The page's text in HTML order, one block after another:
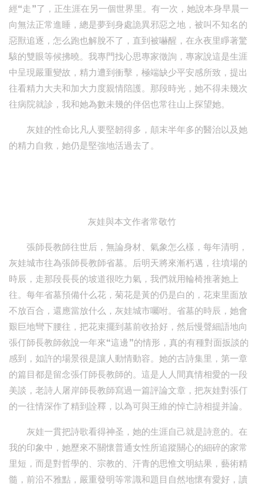
經“走”了，正生涯在另一個世界里。有一次，她說本身早晨一
向無法正常進睡，總是夢到身處詭異邪惡之地，被叫不知名的
惡獸追逐，怎么跑也解脫不了，直到被嚇醒，在永夜里睜著驚
駭的雙眼等候拂曉。我專門找心思專家徵詢，專家說這是生涯
中呈現嚴重變故，精力遭到衝擊，極端缺少平安感所致，提出
往看精力大夫和加大力度親情陪護。那段時光，她不得未幾次
往病院就診，我和她為數未幾的伴侶也常往山上探望她。
灰娃的性命比凡人要堅韌得多，顛末半年多的醫治以及她
的精力自救，她仍是堅強地活過去了。
灰娃與本文作者常敬竹
張師長教師往世后，無論身材、氣象怎么樣，每年清明，
灰娃城市往為張師長教師省墓。后明天將來漸朽邁，往墳場的
時辰，走那段長長的坡道很吃力氣，我們就用輪椅推著她上
往。每年省墓預備什么花，菊花是黃的仍是白的，花束里面放
不放百合，還應當放什么，灰娃城市囑咐。省墓的時辰，她會
艱巨地彎下腰往，把花束擺到墓前收拾好，然后慢聲細語地向
張仃師長教師敘說一年來“這邊”的情形，真的有種對面扳談的
感到，如許的場景很是讓人動情動容。她的古詩集里，第一章
的篇目都是留念張仃師長教師的。這是人人間真情相愛的一段
美談，老詩人屠岸師長教師寫過一篇評論文章，把灰娃對張仃
的一往情深作了精到詮釋，以為可與王維的悼亡詩相提并論。
灰娃一貫把詩歌看得神圣，她的生涯自己就是詩意的。在
我的印象中，她歷來不關懷普通女性所追蹤關心的細碎的家常
里短，而是對哲學的、宗教的、汗青的思惟文明結果，藝術精
髓，前沿不雅點，嚴重發明等常識和題目自然地懷有愛好，讀